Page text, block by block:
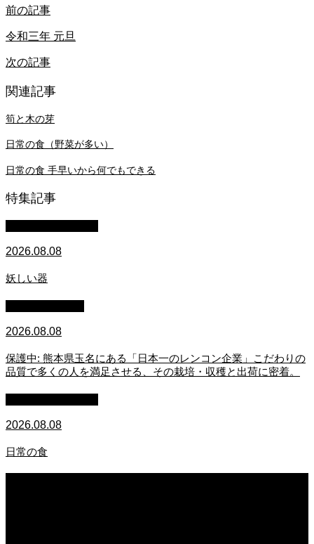
前の記事
令和三年 元旦
次の記事
関連記事
筍と木の芽
日常の食（野菜が多い）
日常の食 手早いから何でもできる
特集記事
2026.08.08
妖しい器
2026.08.08
保護中: 熊本県玉名にある「日本一のレンコン企業」こだわりの
品質で多くの人を満足させる、その栽培・収穫と出荷に密着。
2026.08.08
日常の食